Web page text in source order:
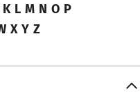
K L M N O P
X Y Z